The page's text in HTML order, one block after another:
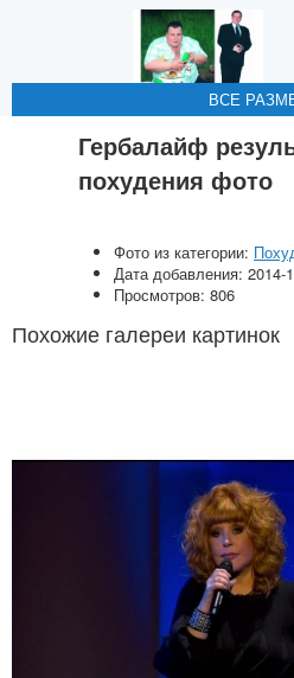
ВСЕ
ВСЕ
ВСЕ
ВСЕ
ВСЕ
Гербалайф
похудения фото
Фото из категории:
Дата добавления: 2014-
Просмотров: 806
Похожие галереи картинок